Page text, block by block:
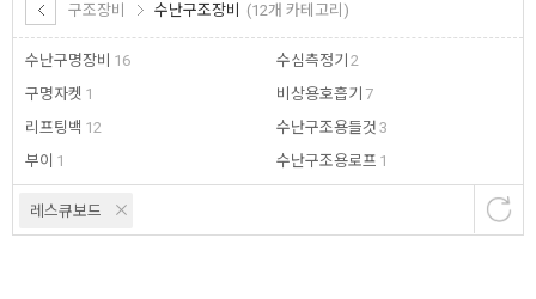
구조장비 수난구조장비 (12개 카테고리)
수난구명장비 16
구명자켓 1
리프팅백 12
부이 1
수심측정기 2
비상용호흡기 7
수난구조용들것 3
수난구조용로프 1
레스큐보드